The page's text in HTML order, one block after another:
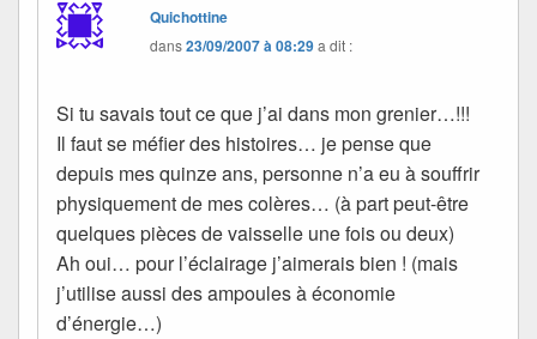
Quichottine
dans23/09/2007 à 08:29a dit :
Si tu savais tout ce que j’ai dans mon grenier…!!!
Il faut se méfier des histoires… je pense que
depuis mes quinze ans, personne n’a eu à souffrir
physiquement de mes colères… (à part peut-être
quelques pièces de vaisselle une fois ou deux)
Ah oui… pour l’éclairage j’aimerais bien ! (mais
j’utilise aussi des ampoules à économie
d’énergie…)